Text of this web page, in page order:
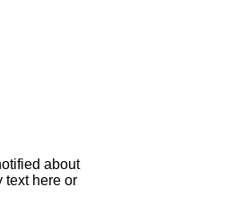
about
text here or